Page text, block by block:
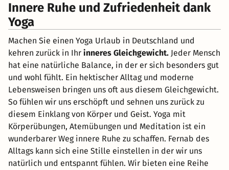
Innere Ruhe und Zufriedenheit dank
Yoga
Machen Sie einen Yoga Urlaub in Deutschland und
kehren zurück in Ihr inneres Gleichgewicht. Jeder Mensch
hat eine natürliche Balance, in der er sich besonders gut
und wohl fühlt. Ein hektischer Alltag und moderne
Lebensweisen bringen uns oft aus diesem Gleichgewicht.
So fühlen wir uns erschöpft und sehnen uns zurück zu
diesem Einklang von Körper und Geist. Yoga mit
Körperübungen, Atemübungen und Meditation ist ein
wunderbarer Weg innere Ruhe zu schaffen. Fernab des
Alltags kann sich eine Stille einstellen in der wir uns
natürlich und entspannt fühlen. Wir bieten eine Reihe